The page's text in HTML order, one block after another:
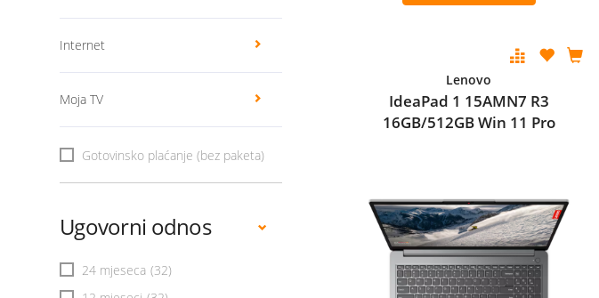
Internet
Moja TV
Gotovinsko plaćanje (bez paketa)
Ugovorni odnos
24 mjeseca (32)
Lenovo
IdeaPad 1 15AMN7 R3
16GB/512GB Win 11 Pro